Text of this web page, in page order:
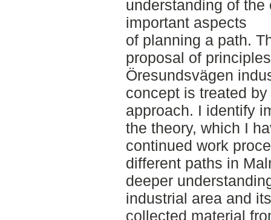
understanding of
important aspects
of planning a path.
proposal of
Öresundsvägen
concept is treated
approach. I identify
the theory, which I
continued work
different paths in
deeper
industrial area and
collected material